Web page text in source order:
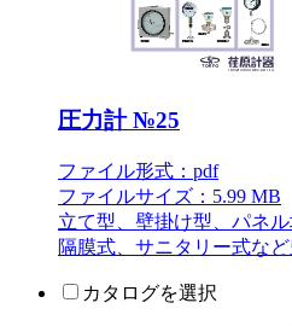
圧力計 №25
ファイル形式：pdf
ファイルサイズ：5.99 MB
立て型、壁掛け型、パネ
隔膜式、サニタリー式な
カタログを選択